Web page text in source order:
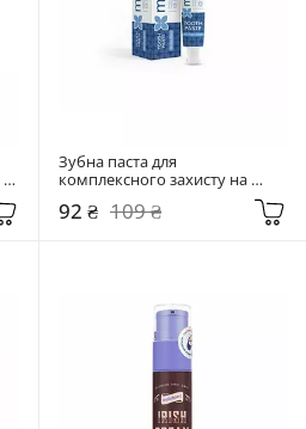
Зубна паста для
комплексного захисту на
кожен день Medosan 40 мл
All-Day Care
92 ₴ 109 ₴